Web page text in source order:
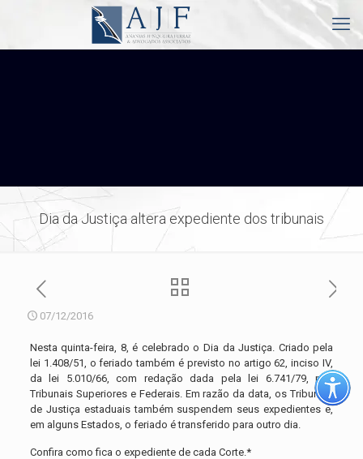
Dia da Justiça altera expediente dos tribunais
07/12/2016
Nesta quinta-feira, 8, é celebrado o Dia da Justiça. Criado pela
lei 1.408/51, o feriado também é previsto no artigo 62, inciso IV,
da lei 5.010/66, com redação dada pela lei 6.741/79, nos
Tribunais Superiores e Federais. Em razão da data, os Tribunais
de Justiça estaduais também suspendem seus expedientes e,
em alguns Estados, o feriado é transferido para outro dia.
Confira como fica o expediente de cada Corte.*